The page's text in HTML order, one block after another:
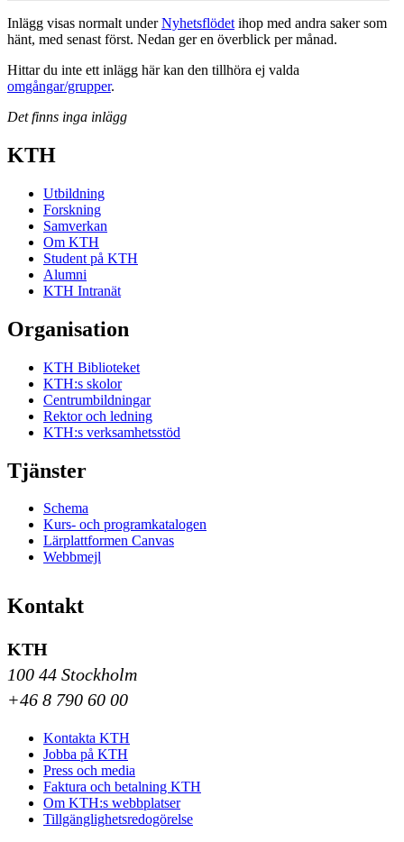
Inlägg visas normalt underNyhetsflödet ihop med andra saker som
hänt, med senast först. Nedan ger en överblick per månad.
Hittar du inte ett inlägg här kan den tillhöra ej valda
omgångar/grupper.
Det finns inga inlägg
KTH
Utbildning
Forskning
Samverkan
Om KTH
Student på KTH
Alumni
KTH Intranät
Organisation
KTH Biblioteket
KTH:s skolor
Centrumbildningar
Rektor och ledning
KTH:s verksamhetsstöd
Tjänster
Schema
Kurs- och programkatalogen
Lärplattformen Canvas
Webbmejl
Kontakt
KTH
100 44 Stockholm
+46 8 790 60 00
Kontakta KTH
Jobba på KTH
Press och media
Faktura och betalning KTH
Om KTH:s webbplatser
Tillgänglighetsredogörelse